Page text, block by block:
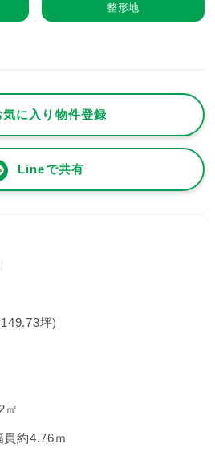
整形地
気に入り物件登録
Lineで共有
坪)
㎡
員約4.76ｍ